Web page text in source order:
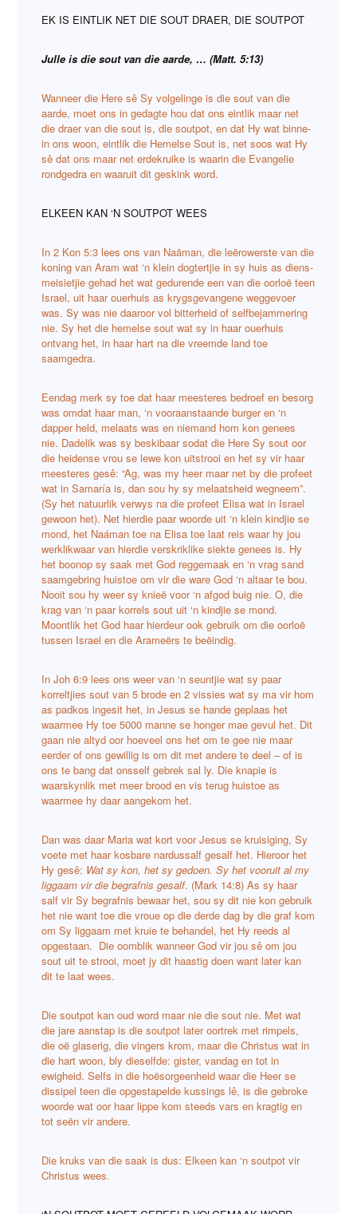
EK IS EINTLIK NET DIE SOUT DRAER, DIE SOUTPOT
Julle is die sout van die aarde, … (Matt. 5:13)
Wanneer die Here sê Sy volgelinge is die sout van die
aarde, moet ons in gedagte hou dat ons eintlik maar net
die draer van die sout is, die soutpot, en dat Hy wat binne-
in ons woon, eintlik die Hemelse Sout is, net soos wat Hy
sê dat ons maar net erdekruike is waarin die Evangelie
rondgedra en waaruit dit geskink word.
ELKEEN KAN ‘N SOUTPOT WEES
In 2 Kon 5:3 lees ons van Naäman, die leërowerste van die
koning van Aram wat ‘n klein dogtertjie in sy huis as diens-
meisietjie gehad het wat gedurende een van die oorloë teen
Israel, uit haar ouerhuis as krygsgevangene weggevoer
was. Sy was nie daaroor vol bitterheid of selfbejammering
nie. Sy het die hemelse sout wat sy in haar ouerhuis
ontvang het, in haar hart na die vreemde land toe
saamgedra.
Eendag merk sy toe dat haar meesteres bedroef en besorg
was omdat haar man, ‘n vooraanstaande burger en ‘n
dapper held, melaats was en niemand hom kon genees
nie. Dadelik was sy beskibaar sodat die Here Sy sout oor
die heidense vrou se lewe kon uitstrooi en het sy vir haar
meesteres gesê: “Ag, was my heer maar net by die profeet
wat in Samaría is, dan sou hy sy melaatsheid wegneem”.
(Sy het natuurlik verwys na die profeet Elisa wat in Israel
gewoon het). Net hierdie paar woorde uit ‘n klein kindjie se
mond, het Naáman toe na Elisa toe laat reis waar hy jou
werklikwaar van hierdie verskriklike siekte genees is. Hy
het boonop sy saak met God reggemaak en ‘n vrag sand
saamgebring huistoe om vir die ware God ‘n altaar te bou.
Nooit sou hy weer sy knieë voor ‘n afgod buig nie. O, die
krag van ‘n paar korrels sout uit ‘n kindjie se mond.
Moontlik het God haar hierdeur ook gebruik om die oorloë
tussen Israel en die Arameërs te beëindig.
In Joh 6:9 lees ons weer van ‘n seuntjie wat sy paar
korreltjies sout van 5 brode en 2 vissies wat sy ma vir hom
as padkos ingesit het, in Jesus se hande geplaas het
waarmee Hy toe 5000 manne se honger mae gevul het. Dit
gaan nie altyd oor hoeveel ons het om te gee nie maar
eerder of ons gewillig is om dit met andere te deel – of is
ons te bang dat onsself gebrek sal ly. Die knapie is
waarskynlik met meer brood en vis terug huistoe as
waarmee hy daar aangekom het.
Dan was daar Maria wat kort voor Jesus se kruisiging, Sy
voete met haar kosbare nardussalf gesalf het. Hieroor het
Hy gesê: Wat sy kon, het sy gedoen. Sy het vooruit al my
liggaam vir die begrafnis gesalf. (Mark 14:8) As sy haar
salf vir Sy begrafnis bewaar het, sou sy dit nie kon gebruik
het nie want toe die vroue op die derde dag by die graf kom
om Sy liggaam met kruie te behandel, het Hy reeds al
opgestaan. Die oomblik wanneer God vir jou sê om jou
sout uit te strooi, moet jy dit haastig doen want later kan
dit te laat wees.
Die soutpot kan oud word maar nie die sout nie. Met wat
die jare aanstap is die soutpot later oortrek met rimpels,
die oë glaserig, die vingers krom, maar die Christus wat in
die hart woon, bly dieselfde: gister, vandag en tot in
ewigheid. Selfs in die hoësorgeenheid waar die Heer se
dissipel teen die opgestapelde kussings lê, is die gebroke
woorde wat oor haar lippe kom steeds vars en kragtig en
tot seën vir andere.
Die kruks van die saak is dus: Elkeen kan ‘n soutpot vir
Christus wees.